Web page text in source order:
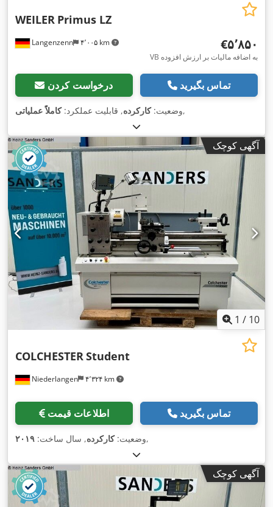
Langenzenn ۴٬۰۰۵ km
WEILER Primus LZ
‎€۵٬۸۵۰
VB به اضافه مالیات بر ارزش افزوده
درخواست کردن تماس بگیرید
وضعیت:کارکرده, قابلیت عملکرد:کاملاً عملیاتی ,
آگهی کوچک
1 / 10
Niederlangen ۴٬۳۲۴ km
COLCHESTERStudent
اطلاعات قیمت تماس بگیرید
وضعیت:کارکرده, سال ساخت: ۲۰۱۹ ,
آگهی کوچک